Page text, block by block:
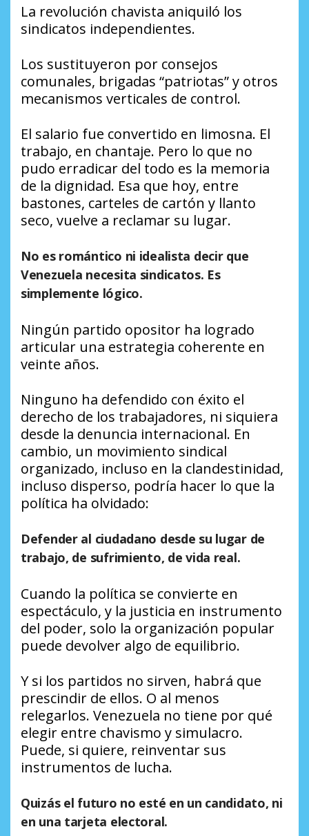
La revolución chavista aniquiló los
sindicatos independientes.
Los sustituyeron por consejos
comunales, brigadas “patriotas” y otros
mecanismos verticales de control.
El salario fue convertido en limosna. El
trabajo, en chantaje. Pero lo que no
pudo erradicar del todo es la memoria
de la dignidad. Esa que hoy, entre
bastones, carteles de cartón y llanto
seco, vuelve a reclamar su lugar.
No es romántico ni idealista decir que
Venezuela necesita sindicatos. Es
simplemente lógico.
Ningún partido opositor ha logrado
articular una estrategia coherente en
veinte años.
Ninguno ha defendido con éxito el
derecho de los trabajadores, ni siquiera
desde la denuncia internacional. En
cambio, un movimiento sindical
organizado, incluso en la clandestinidad,
incluso disperso, podría hacer lo que la
política ha olvidado:
Defender al ciudadano desde su lugar de
trabajo, de sufrimiento, de vida real.
Cuando la política se convierte en
espectáculo, y la justicia en instrumento
del poder, solo la organización popular
puede devolver algo de equilibrio.
Y si los partidos no sirven, habrá que
prescindir de ellos. O al menos
relegarlos. Venezuela no tiene por qué
elegir entre chavismo y simulacro.
Puede, si quiere, reinventar sus
instrumentos de lucha.
Quizás el futuro no esté en un candidato, ni
en una tarjeta electoral.